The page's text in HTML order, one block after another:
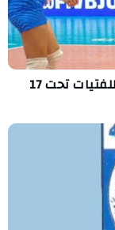
هزيمة ثانية لتونس في مونديال الطائرة للفتيات تحت 17